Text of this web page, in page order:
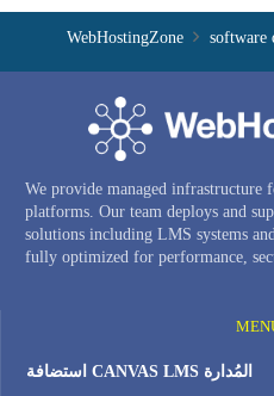
WebHostingZone software
We provide managed infrastructure
platforms. Our team deploys and
solutions including LMS systems
fully optimized for performance,
استضافة CANVAS LMS المُدارة